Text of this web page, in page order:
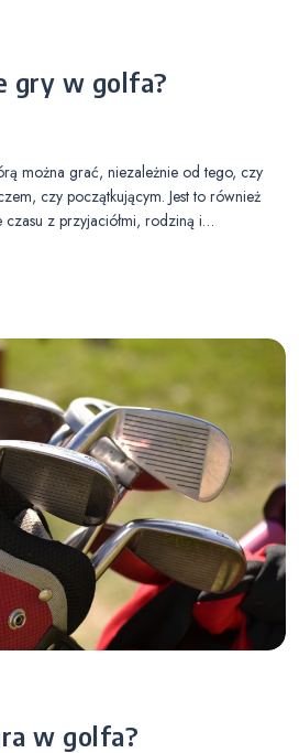
gry w golfa?
można grać, niezależnie od tego, czy
czy początkującym. Jest to również
czasu z przyjaciółmi, rodziną i…
w golfa?